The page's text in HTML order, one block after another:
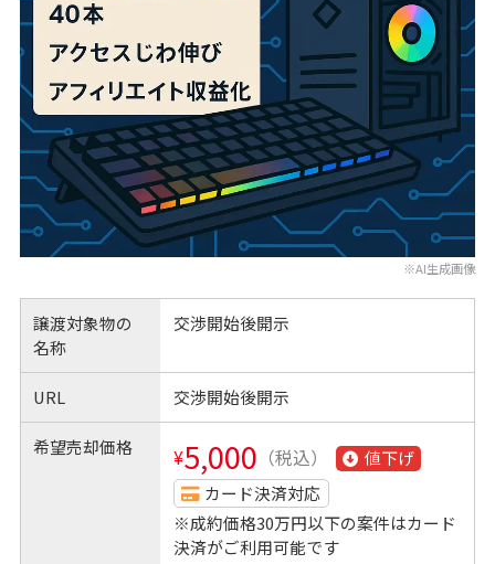
※AI生成画像
譲渡対象物の
名称
交渉開始後開示
URL 交渉開始後開示
希望売却価格 ¥5,000 （税込）
値下げ
カード決済対応
※成約価格30万円以下の案件はカード
決済がご利用可能です